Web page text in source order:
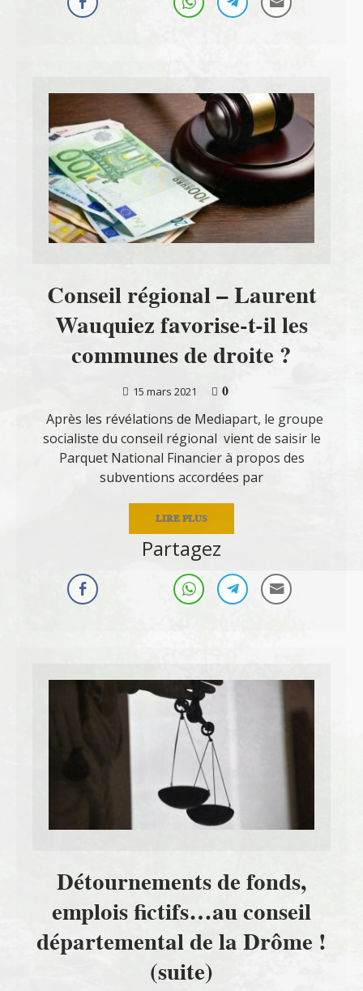
Conseil régional – Laurent
Wauquiez favorise-t-il les
communes de droite ?
15 mars 2021
0
Après les révélations de Mediapart, le groupe
socialiste du conseil régional vient de saisir le
Parquet National Financier à propos des
subventions accordées par
LIRE PLUS
Partagez
Détournements de fonds,
emplois fictifs…au conseil
départemental de la Drôme !
(suite)